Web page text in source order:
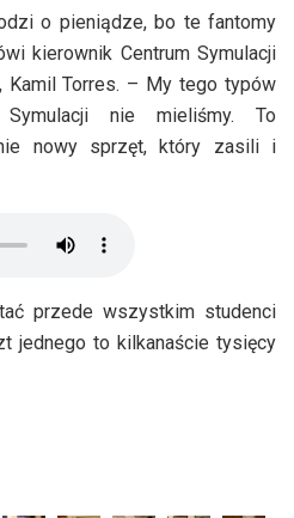
o pieniądze, bo te fantomy
kierownik Centrum Symulacji
Kamil Torres. – My tego typów
nie mieliśmy. To
nowy sprzęt, który zasili i
przede wszystkim studenci
jednego to kilkanaście tysięcy